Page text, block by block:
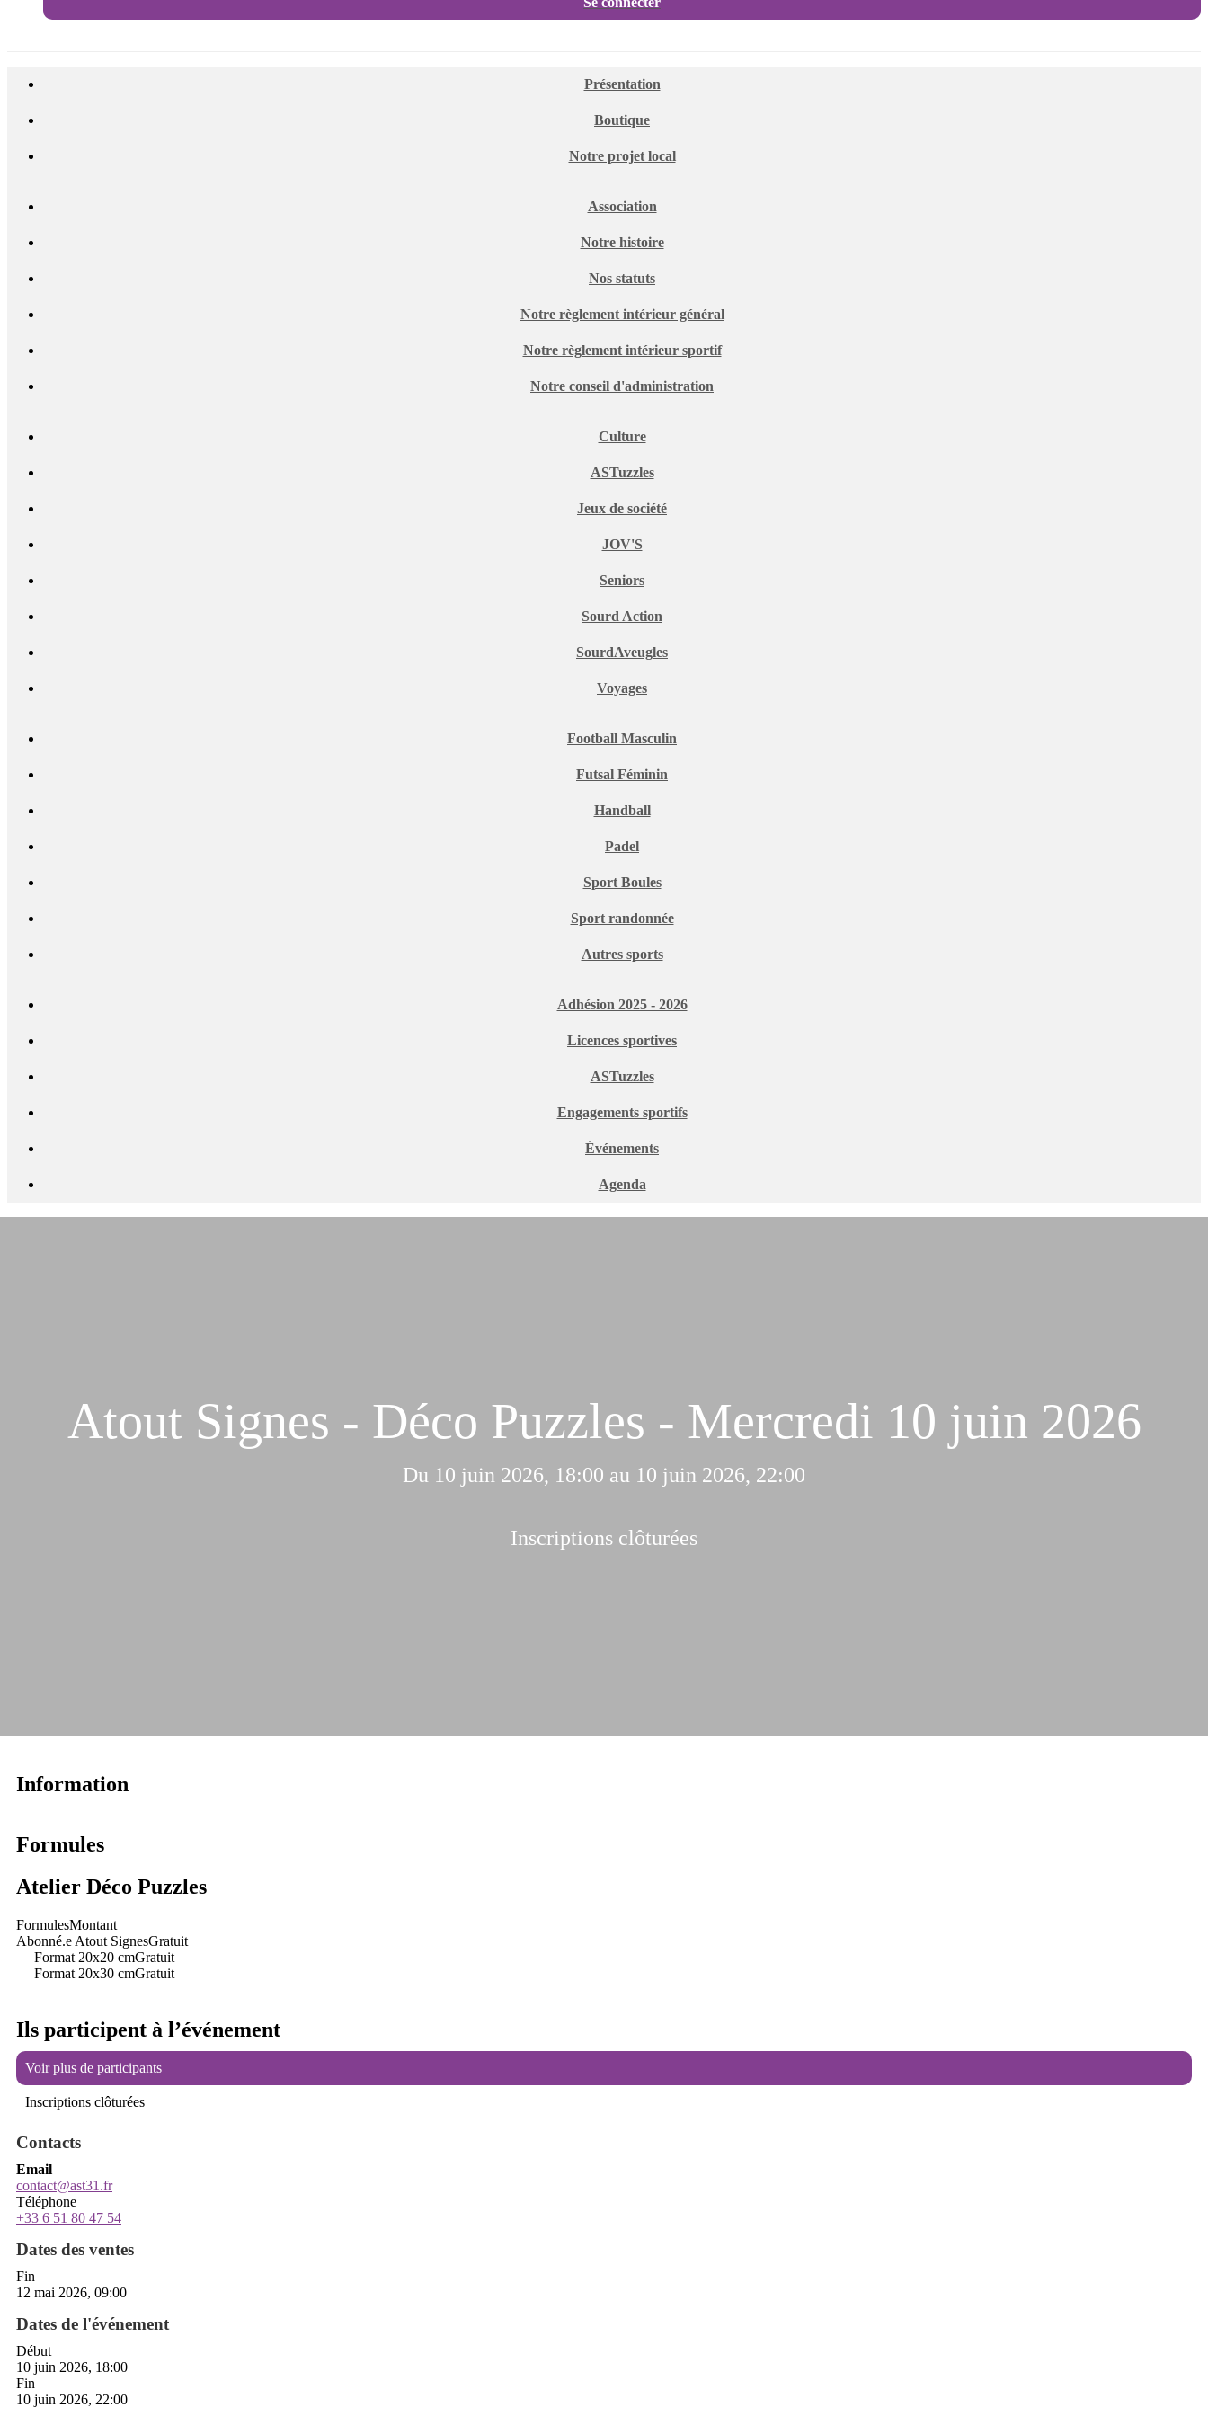
Présentation
Boutique
Notre projet local
Association
Notre histoire
Nos statuts
Notre règlement intérieur général
Notre règlement intérieur sportif
Notre conseil d'administration
Culture
ASTuzzles
Jeux de société
JOV'S
Seniors
Sourd Action
SourdAveugles
Voyages
Football Masculin
Futsal Féminin
Handball
Padel
Sport Boules
Sport randonnée
Autres sports
Adhésion 2025 - 2026
Licences sportives
ASTuzzles
Engagements sportifs
Événements
Agenda
Atout Signes - Déco Puzzles - Mercredi 10 juin 2026
Du 10 juin 2026, 18:00 au 10 juin 2026, 22:00
Inscriptions clôturées
Information
Formules
Atelier Déco Puzzles
FormulesMontant
Abonné.e Atout SignesGratuit
Format 20x20 cmGratuit
Format 20x30 cmGratuit
Ils participent à l’événement
Voir plus de participants
Inscriptions clôturées
Contacts
Email
contact@ast31.fr
Téléphone
+33 6 51 80 47 54
Dates des ventes
Fin
12 mai 2026, 09:00
Dates de l'événement
Début
10 juin 2026, 18:00
Fin
10 juin 2026, 22:00